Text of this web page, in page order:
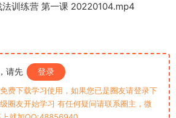
法训练营 第一课 20220104.mp4
请先 登录
费下载学习使用，如果您已是圈友请登录下
圈友开始学习 有任何疑问请联系圈主，微